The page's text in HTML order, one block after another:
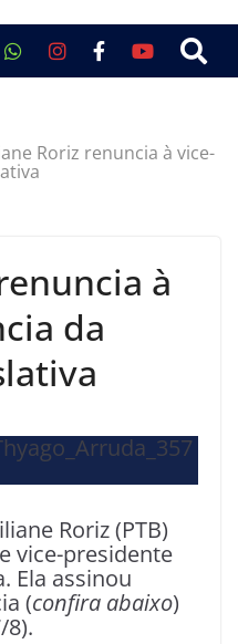
Roriz renuncia à vice-
à
da
Roriz (PTB)
vice-presidente
Ela assinou
(confira abaixo)
8).